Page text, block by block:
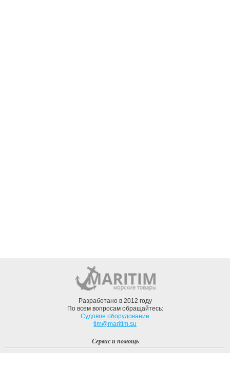
Разработано в 2012 году
По всем вопросам обращайтесь:
Судовое оборудование
tim@maritim.su
Сервис и помощь